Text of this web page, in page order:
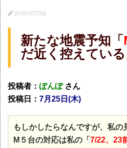
2019/07/26
新たな地震予知「
だ近く控えている
投稿者： ぽんぽさん
投稿日： 7月25日(木)
もしかしたらなんですが、私の
M５台の対応は私の「 7/22、23